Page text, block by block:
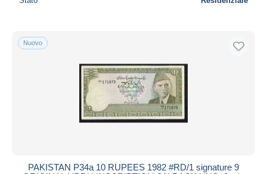
Nuovo
PAKISTAN P34a 10 RUPEES 1982 #RD/1 signature 9